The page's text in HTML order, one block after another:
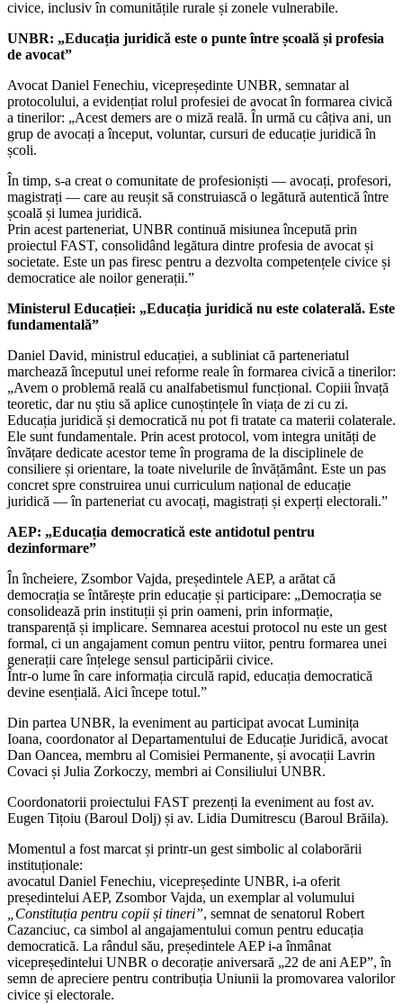
civice, inclusiv în comunitățile rurale și zonele vulnerabile.
UNBR: „Educația juridică este o punte între școală și profesia
de avocat”
Avocat Daniel Fenechiu, vicepreședinte UNBR, semnatar al
protocolului, a evidențiat rolul profesiei de avocat în formarea civică
a tinerilor: „Acest demers are o miză reală. În urmă cu câțiva ani, un
grup de avocați a început, voluntar, cursuri de educație juridică în
școli.
În timp, s-a creat o comunitate de profesioniști — avocați, profesori,
magistrați — care au reușit să construiască o legătură autentică între
școală și lumea juridică.
Prin acest parteneriat, UNBR continuă misiunea începută prin
proiectul FAST, consolidând legătura dintre profesia de avocat și
societate. Este un pas firesc pentru a dezvolta competențele civice și
democratice ale noilor generații.”
Ministerul Educației: „Educația juridică nu este colaterală. Este
fundamentală”
Daniel David, ministrul educației, a subliniat că parteneriatul
marchează începutul unei reforme reale în formarea civică a tinerilor:
„Avem o problemă reală cu analfabetismul funcțional. Copiii învață
teoretic, dar nu știu să aplice cunoștințele în viața de zi cu zi.
Educația juridică și democratică nu pot fi tratate ca materii colaterale.
Ele sunt fundamentale. Prin acest protocol, vom integra unități de
învățare dedicate acestor teme în programa de la disciplinele de
consiliere și orientare, la toate nivelurile de învățământ. Este un pas
concret spre construirea unui curriculum național de educație
juridică — în parteneriat cu avocați, magistrați și experți electorali.”
AEP: „Educația democratică este antidotul pentru
dezinformare”
În încheiere, Zsombor Vajda, președintele AEP, a arătat că
democrația se întărește prin educație și participare: „Democrația se
consolidează prin instituții și prin oameni, prin informație,
transparență și implicare. Semnarea acestui protocol nu este un gest
formal, ci un angajament comun pentru viitor, pentru formarea unei
generații care înțelege sensul participării civice.
Într-o lume în care informația circulă rapid, educația democratică
devine esențială. Aici începe totul.”
Din partea UNBR, la eveniment au participat avocat Luminița
Ioana, coordonator al Departamentului de Educație Juridică, avocat
Dan Oancea, membru al Comisiei Permanente, și avocații Lavrin
Covaci și Julia Zorkoczy, membri ai Consiliului UNBR.
Coordonatorii proiectului FAST prezenți la eveniment au fost av.
Eugen Tițoiu (Baroul Dolj) și av. Lidia Dumitrescu (Baroul Brăila).
Momentul a fost marcat și printr-un gest simbolic al colaborării
instituționale:
avocatul Daniel Fenechiu, vicepreședinte UNBR, i-a oferit
președintelui AEP, Zsombor Vajda, un exemplar al volumului
„Constituția pentru copii și tineri”, semnat de senatorul Robert
Cazanciuc, ca simbol al angajamentului comun pentru educația
democratică. La rândul său, președintele AEP i-a înmânat
vicepreședintelui UNBR o decorație aniversară „22 de ani AEP”, în
semn de apreciere pentru contribuția Uniunii la promovarea valorilor
civice și electorale.